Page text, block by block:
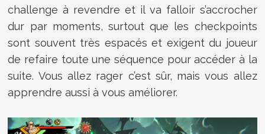
challenge à revendre et il va falloir s’accrocher
dur par moments, surtout que les checkpoints
sont souvent très espacés et exigent du joueur
de refaire toute une séquence pour accéder à la
suite. Vous allez rager c’est sûr, mais vous allez
apprendre aussi à vous améliorer.